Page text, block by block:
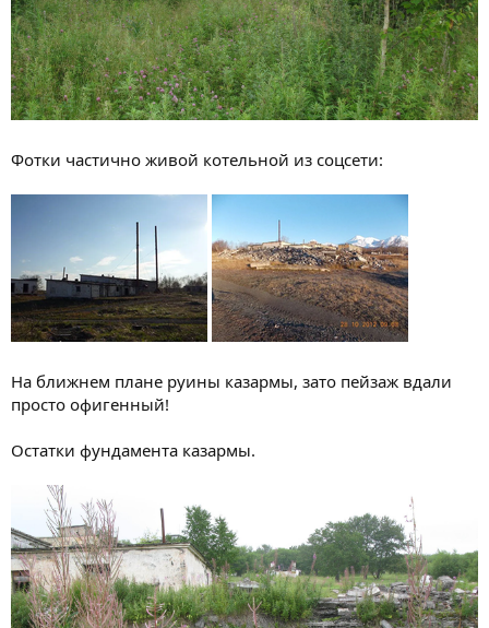
Фотки частично живой котельной из соцсети:
На ближнем плане руины казармы, зато пейзаж вдали
просто офигенный!
Остатки фундамента казармы.